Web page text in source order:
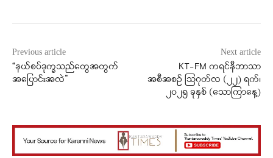
Previous article
“နယ်စပ်ဒုက္ခသည်တွေအတွက်
အပြောင်းအလဲ”
Next article
KT-FM ကရင်နီဘာသာ
အစီအစဉ် သြဂုတ်လ (၂၂) ရက်၊
၂၀၂၅ ခုနှစ် (သောကြာနေ့)